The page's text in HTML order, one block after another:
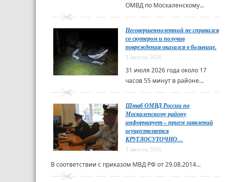
ОМВД по Москаленскому...
Несовершеннолетний не справился
со скутером и получив
повреждения оказался в больнице.
3 августа 2026
31 июля 2026 года около 17
часов 55 минут в районе...
Штаб ОМВД России по
Москаленскому району
информирует – прием заявлений
осуществляется
КРУГЛОСУТОЧНО…
3 августа 2026
В соответствии с приказом МВД РФ от 29.08.2014...